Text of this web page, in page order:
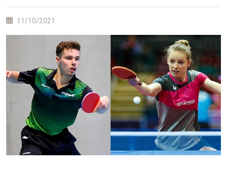
11/10/2021